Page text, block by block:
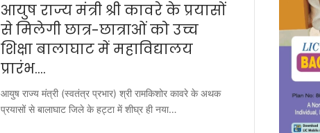
आयुष राज्य मंत्री श्री कावरे के प्रयासों
से मिलेगी छात्र-छात्राओं को उच्च
शिक्षा बालाघाट में महाविद्यालय
प्रारंभ….
आयुष राज्य मंत्री (स्वतंत्र प्रभार) श्री रामकिशोर कावरे के अथक
प्रयासों से बालाघाट जिले के हट्टा में शीघ्र ही नया…